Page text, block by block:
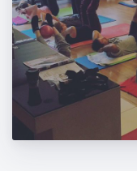
Η καλή μέρα